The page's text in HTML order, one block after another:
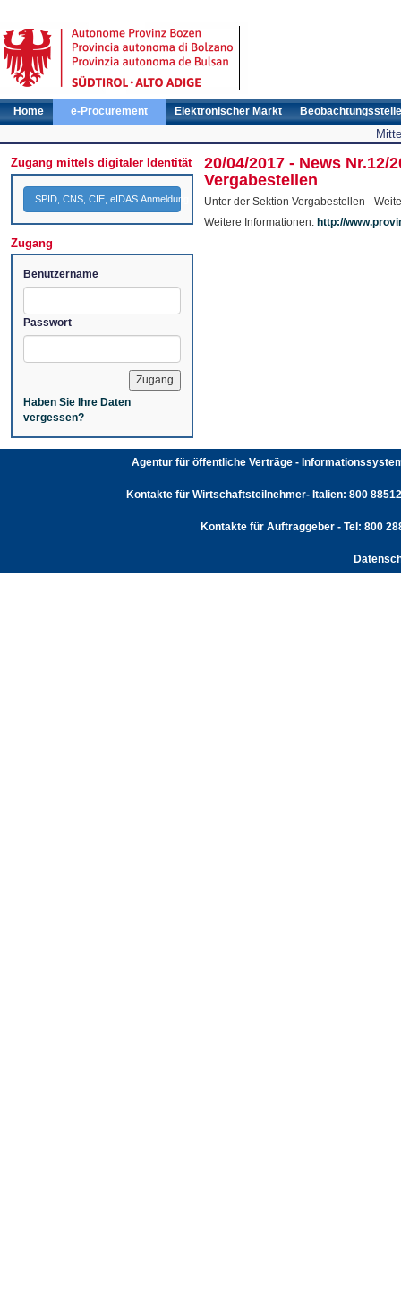
Home e-Procurement Elektronischer Markt Beobachtungsstelle
Zugang mittels digitaler Identität
SPID, CNS, CIE, eIDAS Anmeldung
Zugang
Benutzername
Passwort
Haben Sie Ihre Daten
vergessen?
20/04/2017 - News
Vergabestellen
Unter der Sektion Vergabestellen -
Weitere Informationen: http://
Agentur für öffentliche Verträge -
Kontakte für Wirtschaftsteilnehmer- Italien: 800
Kontakte für Auftraggeber - Tel: 800